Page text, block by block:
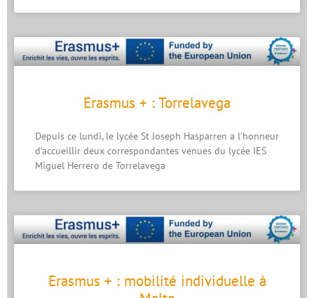
Erasmus + : Torrelavega
Depuis ce lundi, le lycée St Joseph Hasparren a l’honneur
d’accueillir deux correspondantes venues du lycée IES
Miguel Herrero de Torrelavega
Erasmus + : mobilité individuelle à